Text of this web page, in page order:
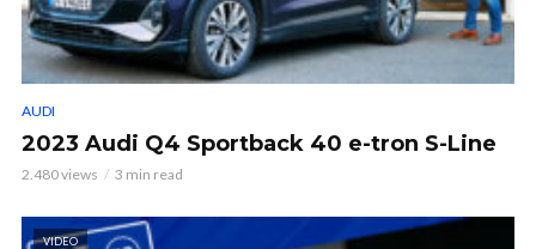
AUDI
2023 Audi Q4 Sportback 40 e-tron S-Line
2.480 views 3 min read
VIDEO